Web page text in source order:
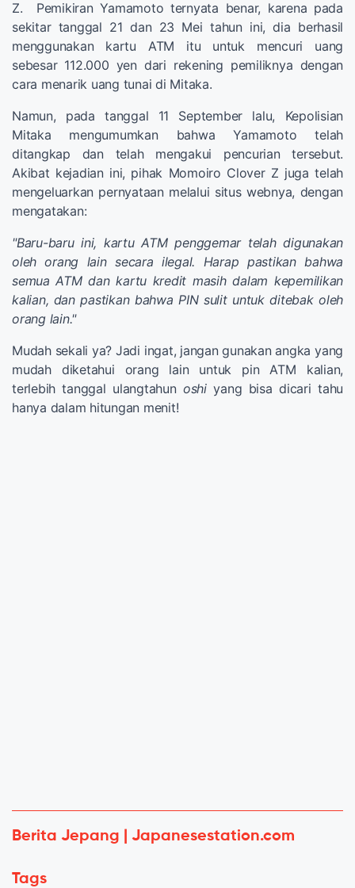
Z. Pemikiran Yamamoto ternyata benar, karena pada
sekitar tanggal 21 dan 23 Mei tahun ini, dia berhasil
menggunakan kartu ATM itu untuk mencuri uang
sebesar 112.000 yen dari rekening pemiliknya dengan
cara menarik uang tunai di Mitaka.
Namun, pada tanggal 11 September lalu, Kepolisian
Mitaka mengumumkan bahwa Yamamoto telah
ditangkap dan telah mengakui pencurian tersebut.
Akibat kejadian ini, pihak Momoiro Clover Z juga telah
mengeluarkan pernyataan melalui situs webnya, dengan
mengatakan:
"Baru-baru ini, kartu ATM penggemar telah digunakan
oleh orang lain secara ilegal. Harap pastikan bahwa
semua ATM dan kartu kredit masih dalam kepemilikan
kalian, dan pastikan bahwa PIN sulit untuk ditebak oleh
orang lain."
Mudah sekali ya? Jadi ingat, jangan gunakan angka yang
mudah diketahui orang lain untuk pin ATM kalian,
terlebih tanggal ulangtahun oshiyang bisa dicari tahu
hanya dalam hitungan menit!
Berita Jepang | Japanesestation.com
Tags